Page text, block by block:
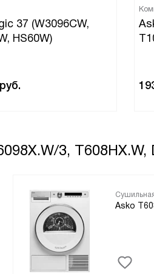
37 (W3096CW,
HS60W)
руб.
3, T608HX.W,
Asko